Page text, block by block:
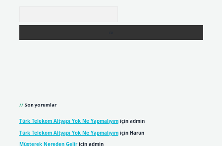
Son yorumlar
Türk Telekom Altyapı Yok Ne Yapmalıyımiçin admin
Türk Telekom Altyapı Yok Ne Yapmalıyımiçin Harun
Müşterek Nereden Geliriçin admin